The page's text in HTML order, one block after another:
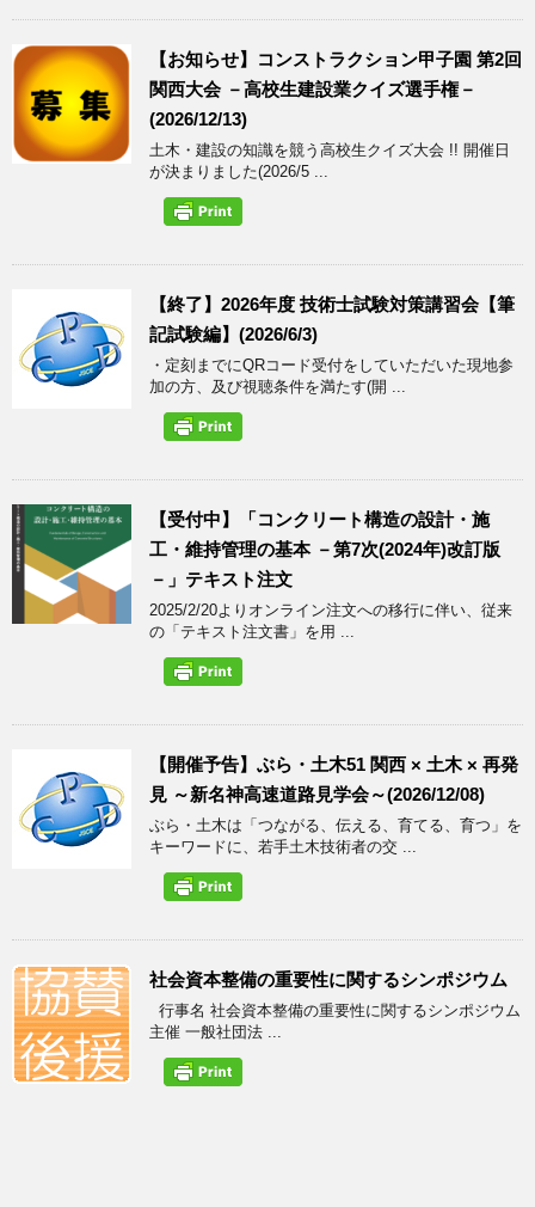
【お知らせ】コンストラクション甲子園 第2回
関西大会 －高校生建設業クイズ選手権－
(2026/12/13)
土木・建設の知識を競う高校生クイズ大会 !! 開催日
が決まりました(2026/5 ...
【終了】2026年度 技術士試験対策講習会【筆
記試験編】(2026/6/3)
・定刻までにQRコード受付をしていただいた現地参
加の方、及び視聴条件を満たす(開 ...
【受付中】「コンクリート構造の設計・施
工・維持管理の基本 －第7次(2024年)改訂版
－」テキスト注文
2025/2/20よりオンライン注文への移行に伴い、従来
の「テキスト注文書」を用 ...
【開催予告】ぶら・土木51 関西 × 土木 × 再発
見 ～新名神高速道路見学会～(2026/12/08)
ぶら・土木は「つながる、伝える、育てる、育つ」を
キーワードに、若手土木技術者の交 ...
社会資本整備の重要性に関するシンポジウム
行事名 社会資本整備の重要性に関するシンポジウム
主催 一般社団法 ...